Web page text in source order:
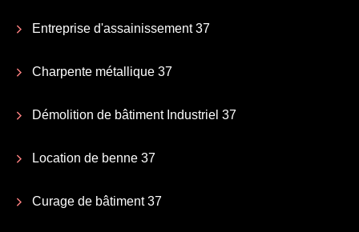
Entreprise d'assainissement 37
Charpente métallique 37
Démolition de bâtiment Industriel 37
Location de benne 37
Curage de bâtiment 37